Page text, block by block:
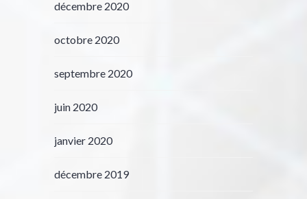
décembre 2020
octobre 2020
septembre 2020
juin 2020
janvier 2020
décembre 2019